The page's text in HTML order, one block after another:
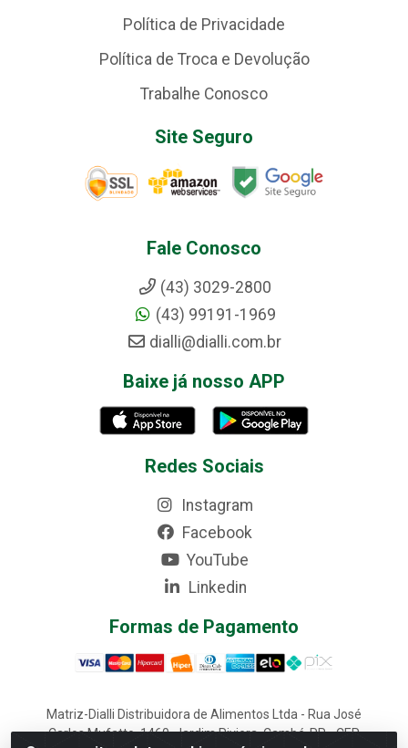
Política de Privacidade
Política de Troca e Devolução
Trabalhe Conosco
Site Seguro
Fale Conosco
(43) 3029-2800
(43) 99191-1969
dialli@dialli.com.br
Baixe já nosso APP
Redes Sociais
Instagram
Facebook
YouTube
Linkedin
Formas de Pagamento
Matriz-Dialli Distribuidora de Alimentos Ltda - Rua José
Carlos Mufatto, 1460, Jardim Riviera, Cambé-PR - CEP